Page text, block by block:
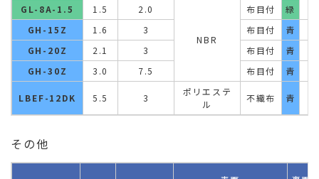
GL-8A-1.5 1.5 2.0
NBR
布目付 緑
GH-15Z
1.6 3 布目付 青
GH-20Z
2.1 3 布目付 青
GH-30Z
3.0 7.5 布目付 青
LBEF-12DK 5.5 3
ポリエステ
ル
不織布 青
その他